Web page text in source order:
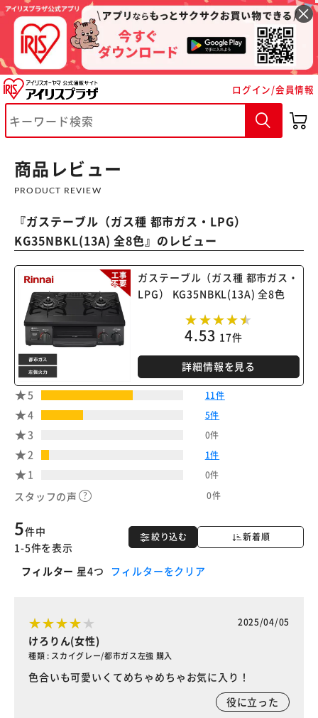
ログイン/会員情報
商品レビュー
PRODUCT REVIEW
『ガステーブル（ガス種 都市ガス・LPG）
KG35NBKL(13A) 全8色』のレビュー
ガステーブル（ガス種 都市ガス・
LPG） KG35NBKL(13A) 全8色
4.53 17件
詳細情報を見る
5 11件
4 5件
3 0件
2 1件
1 0件
スタッフの声 0件
絞り込む 新着順
5件中
1-5件を表示
フィルター 星4つ フィルターをクリア
2025/04/05
けろりん(女性)
種類 : スカイグレー/都市ガス左強 購入
色合いも可愛いくてめちゃめちゃお気に入り！
役に立った
※ご確認ください
カートに入れる